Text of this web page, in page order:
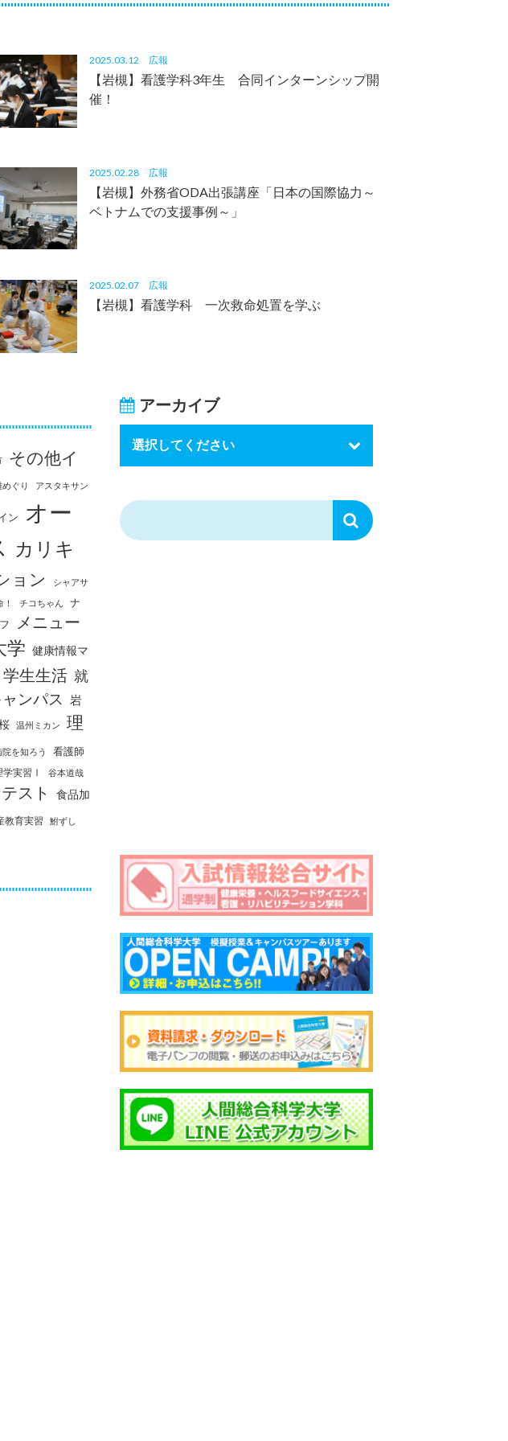
2025.03.12 広報
【岩槻】看護学科3年生 合同インターンシップ開
催！
2025.02.28 広報
【岩槻】外務省ODA出張講座「日本の国際協力～
ベトナムでの支援事例～」
2025.02.07 広報
【岩槻】看護学科 一次救命処置を学ぶ
その他イ
めぐり アスタキサン
ン
オー
カリキ
ョン
シャアサ
チコちゃん
ナ
メニュー
学 健康情報マ
学生生活 就
ンパス
岩
温州ミカン
理
院を知ろう 看護師
学実習Ⅰ 谷本道哉
スト
食品加
教育実習 鮒ずし
アーカイブ